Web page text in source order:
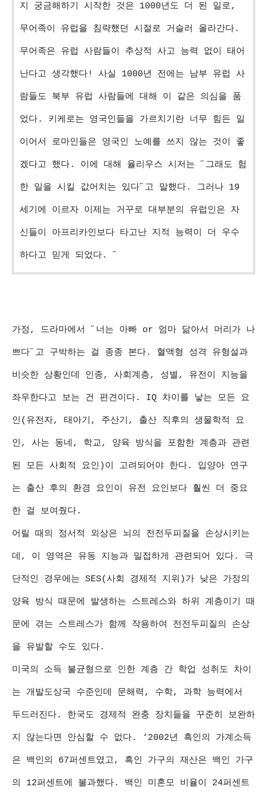
지 궁금해하기 시작한 것은 1000년도 더 된 일로,
무어족이 유럽을 침략했던 시절로 거슬러 올라간다.
무어족은 유럽 사람들이 추상적 사고 능력 없이 태어
난다고 생각했다! 사실 1000년 전에는 남부 유럽 사
람들도 북부 유럽 사람들에 대해 이 같은 의심을 품
었다. 키케로는 영국인들을 가르치기란 너무 힘든 일
이어서 로마인들은 영국인 노예를 쓰지 않는 것이 좋
겠다고 했다. 이에 대해 율리우스 시저는 ˝그래도 험
한 일을 시킬 값어치는 있다˝고 말했다. 그러나 19
세기에 이르자 이제는 거꾸로 대부분의 유럽인은 자
신들이 아프리카인보다 타고난 지적 능력이 더 우수
하다고 믿게 되었다. ˝
가정, 드라마에서 ˝너는 아빠 or 엄마 닮아서 머리가 나
쁘다˝고 구박하는 걸 종종 본다. 혈액형 성격 유형설과
비슷한 상황인데 인종, 사회계층, 성별, 유전이 지능을
좌우한다고 보는 건 편견이다. IQ 차이를 낳는 모든 요
인(유전자, 태아기, 주산기, 출산 직후의 생물학적 요
인, 사는 동네, 학교, 양육 방식을 포함한 계층과 관련
된 모든 사회적 요인)이 고려되어야 한다. 입양아 연구
는 출산 후의 환경 요인이 유전 요인보다 훨씬 더 중요
한 걸 보여줬다.
어릴 때의 정서적 외상은 뇌의 전전두피질을 손상시키는
데, 이 영역은 유동 지능과 밀접하게 관련되어 있다. 극
단적인 경우에는 SES(사회 경제적 지위)가 낮은 가정의
양육 방식 때문에 발생하는 스트레스와 하위 계층이기 때
문에 겪는 스트레스가 함께 작용하여 전전두피질의 손상
을 유발할 수도 있다.
미국의 소득 불균형으로 인한 계층 간 학업 성취도 차이
는 개발도상국 수준인데 문해력, 수학, 과학 능력에서
두드러진다. 한국도 경제적 완충 장치들을 꾸준히 보완하
지 않는다면 안심할 수 없다. ‘2002년 흑인의 가계소득
은 백인의 67퍼센트였고, 흑인 가구의 재산은 백인 가구
의 12퍼센트에 불과했다. 백인 미혼모 비율이 24퍼센트